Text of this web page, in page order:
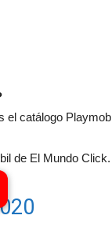
catálogo
de El Mundo Click.